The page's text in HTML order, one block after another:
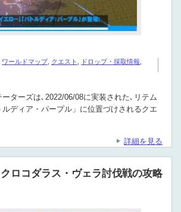
ワールドマップ クエスト ドロップ・採取情報
ターズは､2022/06/08に実装された､リテム
ルディア・パープル」に位置づけされるクエ
詳細を見る
クロコダラス・ヴェラ討伐戦の攻略